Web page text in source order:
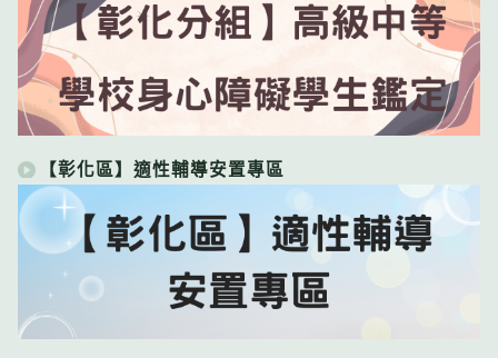
【彰化區】適性輔導安置專區